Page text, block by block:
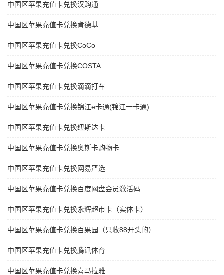
中国区苹果充值卡兑换汉购通
中国区苹果充值卡兑换肯德基
中国区苹果充值卡兑换CoCo
中国区苹果充值卡兑换COSTA
中国区苹果充值卡兑换滴滴打车
中国区苹果充值卡兑换锦江e卡通(锦江一卡通)
中国区苹果充值卡兑换纽斯达卡
中国区苹果充值卡兑换奥斯卡购物卡
中国区苹果充值卡兑换网易严选
中国区苹果充值卡兑换百度网盘会员激活码
中国区苹果充值卡兑换永辉超市卡（实体卡）
中国区苹果充值卡兑换百果园（只收88开头的）
中国区苹果充值卡兑换腾讯体育
中国区苹果充值卡兑换喜马拉雅